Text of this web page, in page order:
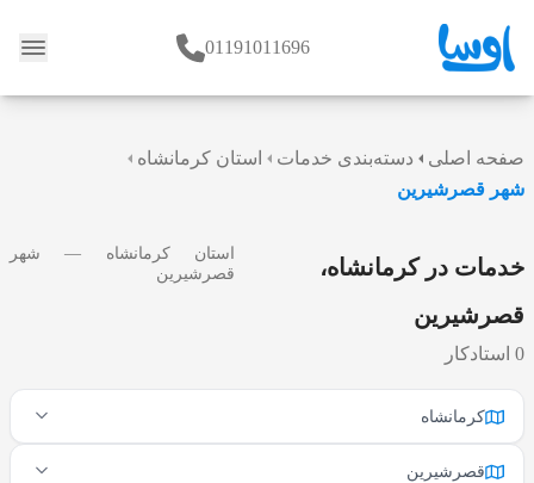
وبلاگ 01191011696
صفحه اصلی دسته‌بندی خدمات
استان کرمانشاه
شهر قصرشیرین
خدمات در کرمانشاه،
قصرشیرین
0 استادکار
استان کرمانشاه — شهر
قصرشیرین
کرمانشاه
قصرشیرین